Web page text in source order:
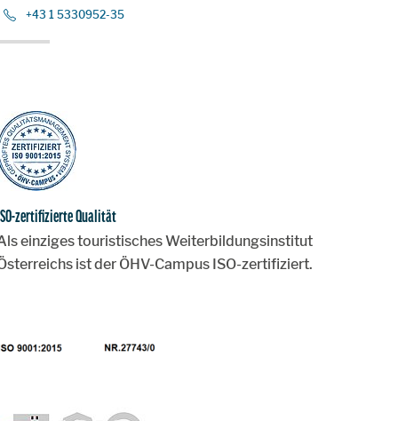
+43 1 5330952-35
zertifizierte Qualität
einziges touristisches Weiterbildungsinstitut
ist der ÖHV-Campus ISO-zertifiziert.